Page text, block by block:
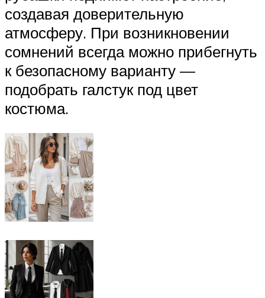
создавая доверительную
атмосферу. При возникновении
сомнений всегда можно прибегнуть
к безопасному варианту —
подобрать галстук под цвет
костюма.